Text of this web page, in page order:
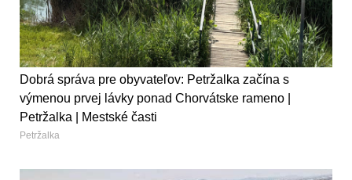
Dobrá správa pre obyvateľov: Petržalka začína s
výmenou prvej lávky ponad Chorvátske rameno |
Petržalka | Mestské časti
Petržalka